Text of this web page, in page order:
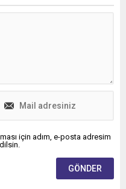
imkânıyla bakım ve servis
için adım, e-posta adresim